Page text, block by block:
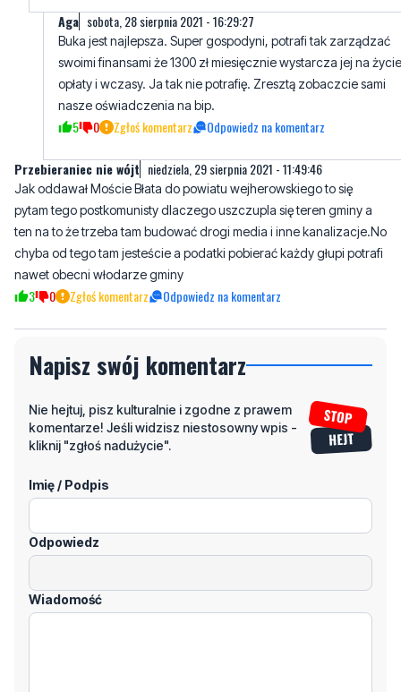
opłaty i wczasy. Ja tak nie potrafię. Zresztą zobaczcie sami
nasze oświadczenia na bip.
5 0 Zgłoś komentarz Odpowiedz na komentarz
Przebieraniec nie wójt niedziela, 29 sierpnia 2021 - 11:49:46
Jak oddawał Moście Błata do powiatu wejherowskiego to się
ten na to że trzeba tam budować drogi media i inne kanalizacje.No
chyba od tego tam jesteście a podatki pobierać każdy głupi potrafi
nawet obecni włodarze gminy
3 0 Zgłoś komentarz Odpowiedz na komentarz
Napisz swój komentarz
komentarze! Jeśli widzisz niestosowny wpis -
kliknij "zgłoś nadużycie".
Imię / Podpis
Odpowiedz
Wiadomość